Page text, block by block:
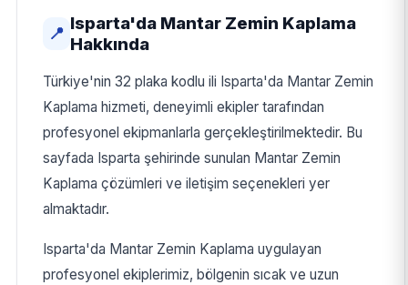
📍
Isparta'da Mantar Zemin Kaplama
Hakkında
Türkiye'nin 32 plaka kodlu ili Isparta'da Mantar Zemin
Kaplama hizmeti, deneyimli ekipler tarafından
profesyonel ekipmanlarla gerçekleştirilmektedir. Bu
sayfada Isparta şehirinde sunulan Mantar Zemin
Kaplama çözümleri ve iletişim seçenekleri yer
almaktadır.
Isparta'da Mantar Zemin Kaplama uygulayan
profesyonel ekiplerimiz, bölgenin sıcak ve uzun